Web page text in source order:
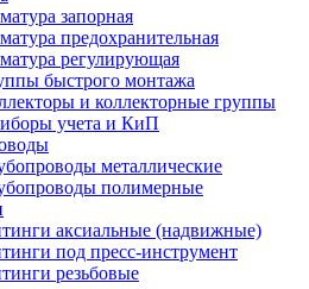
запорная
предохранительная
регулирующая
быстрого монтажа
и коллекторные группы
учета и КиП
металлические
полимерные
аксиальные (надвижные)
под пресс-инструмент
резьбовые